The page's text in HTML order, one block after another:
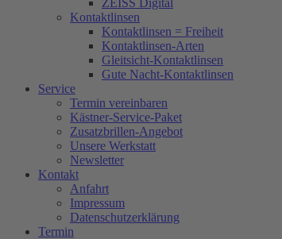
ZEISS Digital
Kontaktlinsen
Kontaktlinsen = Freiheit
Kontaktlinsen-Arten
Gleitsicht-Kontaktlinsen
Gute Nacht-Kontaktlinsen
Service
Termin vereinbaren
Kästner-Service-Paket
Zusatzbrillen-Angebot
Unsere Werkstatt
Newsletter
Kontakt
Anfahrt
Impressum
Datenschutzerklärung
Termin